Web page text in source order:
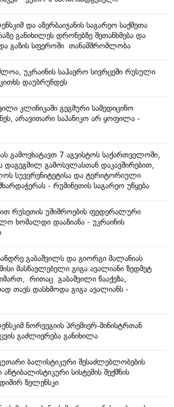
და აზერბაიჯანის საგარეო საქმეთა
განიხილეს დრონებზე შეთანხმება და
და გაზის სფეროში თანამშრომლობა
უკრაინის საჰაერო სივრცეში რუსული
დაუბრუნდეს
კლინიკაში გეგმური სამედიცინო
არავითარი საპანიკო არ ყოფილა -
გამოვხატავთ 7 აგვისტოს საქართველოში,
დაგეგმილ გამოსვლასთან დაკავშირებით,
სუვერენიტეტისა და ტერიტორიული
- რუმინეთის საგარეო უწყება
რუსეთის უშიშროების ფედერალური
ხომალდი დააზიანა - უკრაინის
გაბაშვილს და გიორგი მალანიას
მასწავლებელი გიგა ავალიანი ზედმეტ
რითაც გაბაშვილი წააქეზა,
თავს დასხმოდა გიგა ავალიანს -
ნორვეგიის პრემიერ-მინისტრთან
გაძლიერება განიხილა
ბალისტიკური შესაძლებლობების
სისტემის შექმნის
ზელენსკი